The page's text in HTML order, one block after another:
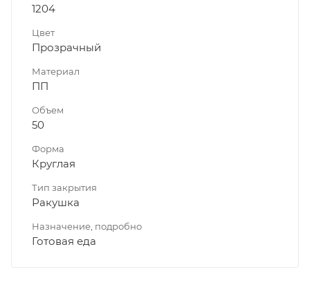
1204
Цвет
Прозрачный
Материал
ПП
Объем
50
Форма
Круглая
Тип закрытия
Ракушка
Назначение, подробно
Готовая еда